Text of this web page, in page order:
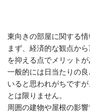
東向きの部屋に関する情
まず、経済的な観点か
を抑える点でメリットが
一般的には日当たりの
いると思われがちです
とは限りません。
周囲の建物や屋根の影